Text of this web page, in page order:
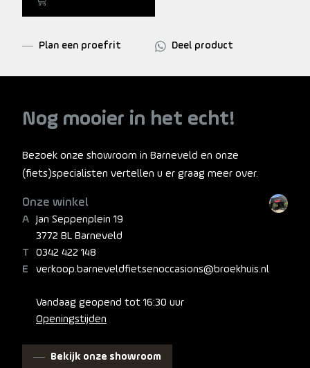
Plan een proefrit Deel product
Nog mooier in het echt!
Bezoek onze showroom in Barneveld en onze
(fiets)specialisten vertellen u er graag meer over.
Onze winkel
Jan Seppenplein 19
3772 BL Barneveld
0342 422 148
verkoop.barneveldfietsenoccasions@broekhuis.nl
Vandaag geopend tot 16:30 uur
Openingstijden
Bekijk onze showroom